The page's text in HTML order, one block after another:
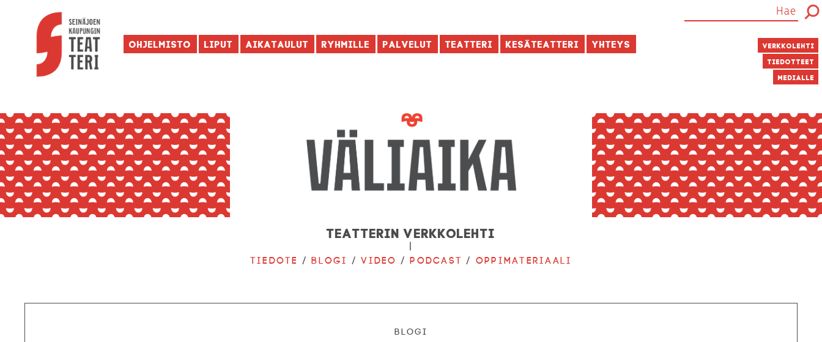
Ohjelmisto Liput Aikataulut Ryhmille Palvelut Teatteri Kesäteatteri Yhteys Verkkolehti
Tiedotteet
Medialle
Teatterin verkkolehti
|
Tiedote /Blogi /Video /Podcast / Oppimateriaali
Blogi